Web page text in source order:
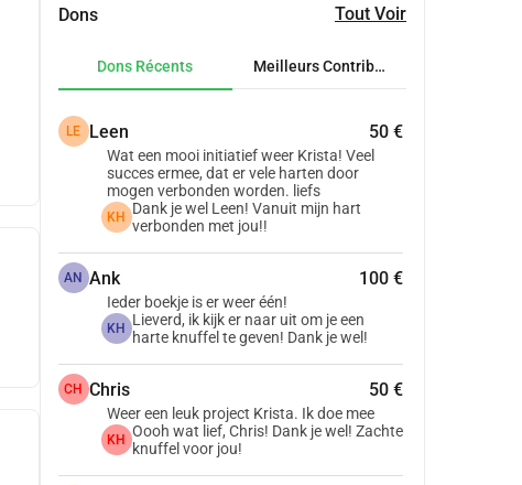
Dons Tout Voir
Dons Récents Meilleurs Contributeurs
LE Leen 50 €
Wat een mooi initiatief weer Krista! Veel
succes ermee, dat er vele harten door
mogen verbonden worden. liefs
KH
Dank je wel Leen! Vanuit mijn hart
verbonden met jou!!
AN Ank 100 €
Ieder boekje is er weer één!
KH
Lieverd, ik kijk er naar uit om je een
harte knuffel te geven! Dank je wel!
CH Chris 50 €
Weer een leuk project Krista. Ik doe mee
KH Oooh wat lief, Chris! Dank je wel! Zachte
knuffel voor jou!